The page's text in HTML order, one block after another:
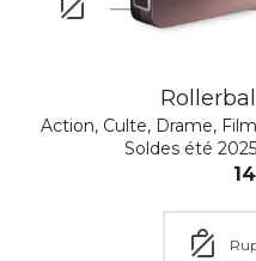
Action, Culte, Drame, Film
Soldes été 2025